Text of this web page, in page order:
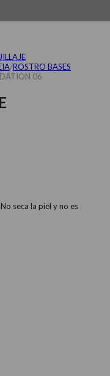
/ROSTRO BASES
06
seca la piel y no es